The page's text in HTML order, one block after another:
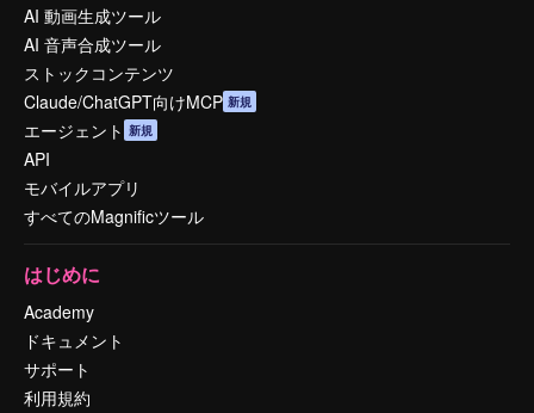
AI 動画生成ツール
AI 音声合成ツール
ストックコンテンツ
Claude/ChatGPT向けMCP 新規
エージェント 新規
API
モバイルアプリ
すべてのMagnificツール
はじめに
Academy
ドキュメント
サポート
利用規約